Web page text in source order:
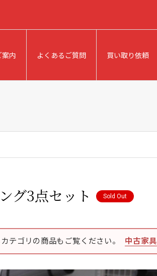
案内 よくあるご質問 買い取り依頼
グ3点セット Sold Out
テゴリの商品もご覧ください。 中古家具